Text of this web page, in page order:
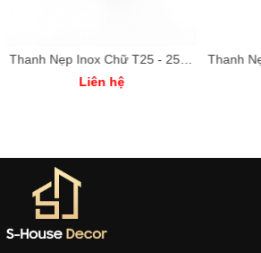
Thanh Nẹp Inox Chữ T25 - 25MM Gương, Xước, Màu
Liên hệ